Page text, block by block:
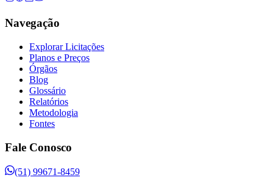
Navegação
Explorar Licitações
Planos e Preços
Órgãos
Blog
Glossário
Relatórios
Metodologia
Fontes
Fale Conosco
(51) 99671-8459